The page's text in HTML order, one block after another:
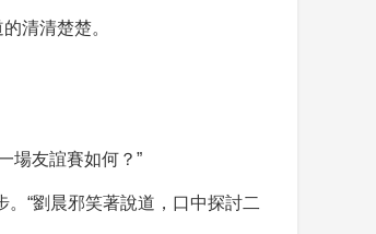
清清楚楚。
場友誼賽如何？”
“劉晨邪笑著說道，口中探討二